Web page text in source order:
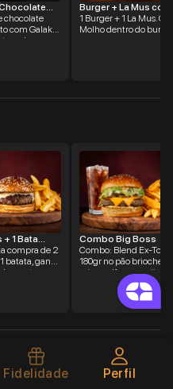
chocolate
com Galak,
de
Burger + La Mus co...
1 Burger + 1 La Mus.
Molho dentro do
1 Bata...
compra de 2
batata, ganhe
Combo Big Boss
Combo: Blend Ex-
180gr no pão brioche
prime, alface, queijo
cheddar, molho do
chefão, cebola e picles
pepino. Acompanha
Molho dentro do
Fidelidade Perfil